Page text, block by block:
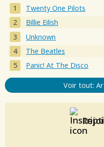
Twenty One Pilots
Billie Eilish
Unknown
The Beatles
Panic! At The Disco
Voir tout: